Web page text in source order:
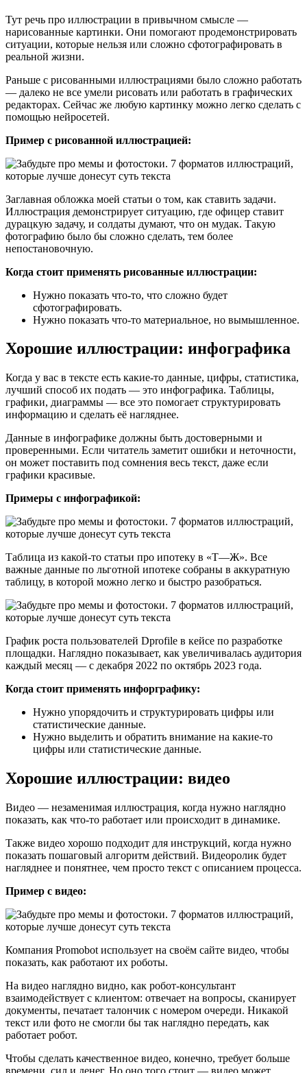
Тут речь про иллюстрации в привычном смысле —
нарисованные картинки. Они помогают продемонстрировать
ситуации, которые нельзя или сложно сфотографировать в
реальной жизни.
Раньше с рисованными иллюстрациями было сложно работать
— далеко не все умели рисовать или работать в графических
редакторах. Сейчас же любую картинку можно легко сделать с
помощью нейросетей.
Пример с рисованной иллюстрацией:
Заглавная обложка моей статьи о том, как ставить задачи.
Иллюстрация демонстрирует ситуацию, где офицер ставит
дурацкую задачу, и солдаты думают, что он мудак. Такую
фотографию было бы сложно сделать, тем более
непостановочную.
Когда стоит применять рисованные иллюстрации:
Нужно показать что-то, что сложно будет
сфотографировать.
Нужно показать что-то материальное, но вымышленное.
Хорошие иллюстрации: инфографика
Когда у вас в тексте есть какие-то данные, цифры, статистика,
лучший способ их подать — это инфографика. Таблицы,
графики, диаграммы — все это помогает структурировать
информацию и сделать её нагляднее.
Данные в инфографике должны быть достоверными и
проверенными. Если читатель заметит ошибки и неточности,
он может поставить под сомнения весь текст, даже если
графики красивые.
Примеры с инфографикой:
Таблица из какой-то статьи про ипотеку в «Т—Ж». Все
важные данные по льготной ипотеке собраны в аккуратную
таблицу, в которой можно легко и быстро разобраться.
График роста пользователей Dprofile в кейсе по разработке
площадки. Наглядно показывает, как увеличивалась аудитория
каждый месяц — с декабря 2022 по октябрь 2023 года.
Когда стоит применять инфорграфику:
Нужно упорядочить и структурировать цифры или
статистические данные.
Нужно выделить и обратить внимание на какие-то
цифры или статистические данные.
Хорошие иллюстрации: видео
Видео — незаменимая иллюстрация, когда нужно наглядно
показать, как что-то работает или происходит в динамике.
Также видео хорошо подходит для инструкций, когда нужно
показать пошаговый алгоритм действий. Видеоролик будет
нагляднее и понятнее, чем просто текст с описанием процесса.
Пример с видео:
Компания Promobot использует на своём сайте видео, чтобы
показать, как работают их роботы.
На видео наглядно видно, как робот-консультант
взаимодействует с клиентом: отвечает на вопросы, сканирует
документы, печатает талончик с номером очереди. Никакой
текст или фото не смогли бы так наглядно передать, как
работает робот.
Чтобы сделать качественное видео, конечно, требует больше